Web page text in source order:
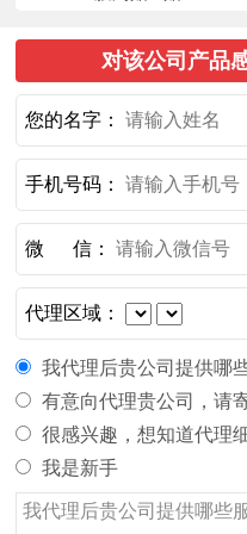
对该公司产品
您的名字：
手机号码：
微 信：
代理区域：
我代理后贵公司提供哪
有意向代理贵公司，请
很感兴趣，想知道代理
我是新手